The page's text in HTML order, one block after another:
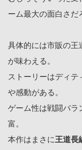
ーム最大の面白さだ
具体的には市販の王
が味わえる。
ストーリーはディテ
や感動がある。
ゲーム性は戦闘バラ
富。
本作はまさに王道長